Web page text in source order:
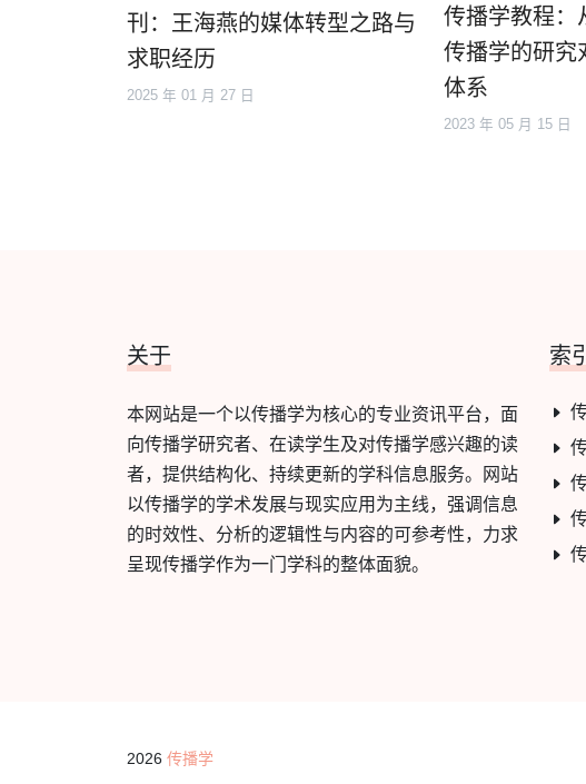
刊：王海燕的媒体转型之路与
求职经历
2025 年 01 月 27 日
传播学教程：
传播学的研究
体系
2023 年 05 月 15 日
关于
本网站是一个以传播学为核心的专业资讯平台，面
向传播学研究者、在读学生及对传播学感兴趣的读
者，提供结构化、持续更新的学科信息服务。网站
以传播学的学术发展与现实应用为主线，强调信息
的时效性、分析的逻辑性与内容的可参考性，力求
呈现传播学作为一门学科的整体面貌。
索引
2026 传播学